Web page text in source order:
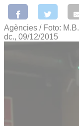
Agències / Foto: M.B.
dc., 09/12/2015